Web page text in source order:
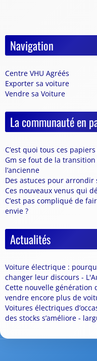
Navigation
Centre VHU Agréés
Exporter sa voiture
Vendre sa Voiture
La communauté en
C’est quoi tous ces
Gm se fout de la
l’ancienne
Des astuces pour arrondir
Ces nouveaux venus qui
C’est pas compliqué de
envie ?
Actualités
Voiture électrique :
changer leur discours -
Cette nouvelle génération
vendre encore plus de
Voitures électriques
des stocks s’améliore -